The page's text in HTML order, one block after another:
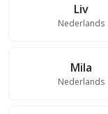
Liv
Nederlands
Mila
Nederlands